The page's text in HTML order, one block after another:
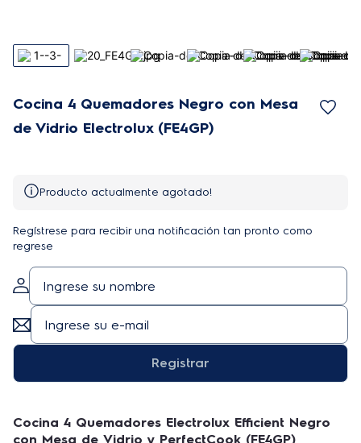
Cocina 4 Quemadores Negro con Mesa
de Vidrio Electrolux (FE4GP)
Producto actualmente agotado!
Regístrese para recibir una notificación tan pronto como
regrese
Registrar
Cocina 4 Quemadores Electrolux Efficient Negro
con Mesa de Vidrio y PerfectCook (FE4GP)